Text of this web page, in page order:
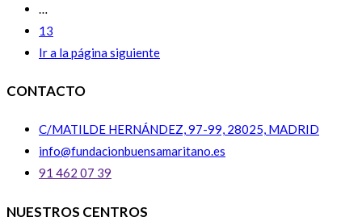
…
13
Ir a la página siguiente
CONTACTO
C/MATILDE HERNÁNDEZ, 97-99, 28025, MADRID
info@fundacionbuensamaritano.es
91 462 07 39
NUESTROS CENTROS